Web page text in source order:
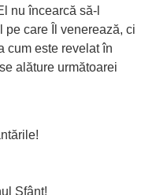
nu încearcă să-l
care Îl venerează, ci
cum este revelat în
alăture următoarei
Sfânt!